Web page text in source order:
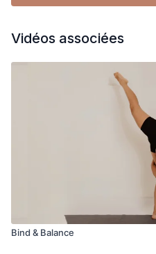
Vidéos associées
Bind & Balance